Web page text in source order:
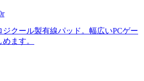
ジクール製有線パッド。幅広いPCゲー
ます。